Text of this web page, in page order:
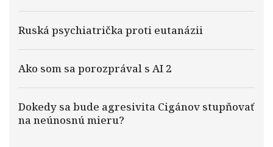
Ruská psychiatrička proti eutanázii
Ako som sa porozprával s AI 2
Dokedy sa bude agresivita Cigánov stupňovať
na neúnosnú mieru?